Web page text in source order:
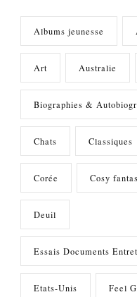
Albums jeunesse
Art Australie
Biographies &
Chats Classiques
Corée Cosy
Deuil
Essais Documents
Etats-Unis Feel